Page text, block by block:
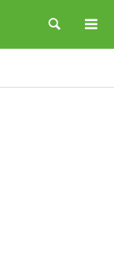
検索